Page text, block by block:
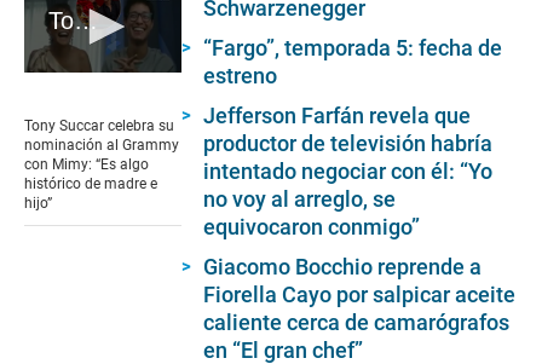
Tony Succar celebra su nominación al Grammy con Mimy: “Es algo histórico de madre e hijo”
of
1
minute,
19
seconds
Tony Succar celebra su
nominación al Grammy
con Mimy: “Es algo
histórico de madre e
hijo”
Schwarzenegger
“Fargo”, temporada 5: fecha de
estreno
Jefferson Farfán revela que
productor de televisión habría
intentado negociar con él: “Yo
no voy al arreglo, se
equivocaron conmigo”
Giacomo Bocchio reprende a
Fiorella Cayo por salpicar aceite
caliente cerca de camarógrafos
en “El gran chef”